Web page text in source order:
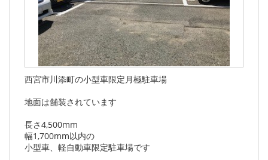
西宮市川添町の小型車限定月極駐車場
地面は舗装されています
長さ4,500mm
幅1,700mm以内の
小型車、軽自動車限定駐車場です